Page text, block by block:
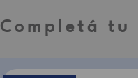
Completá tu